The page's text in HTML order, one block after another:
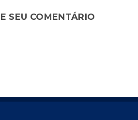
SEU COMENTÁRIO